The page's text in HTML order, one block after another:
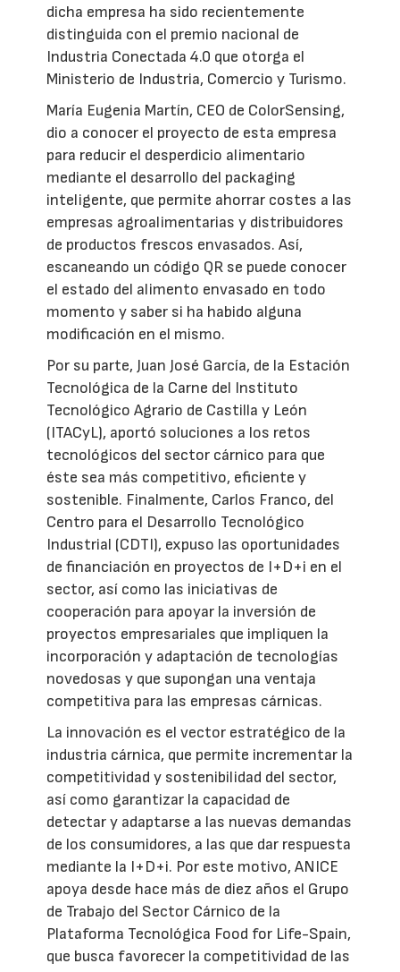
dicha empresa ha sido recientemente
distinguida con el premio nacional de
Industria Conectada 4.0 que otorga el
Ministerio de Industria, Comercio y Turismo.
María Eugenia Martín, CEO de ColorSensing,
dio a conocer el proyecto de esta empresa
para reducir el desperdicio alimentario
mediante el desarrollo del packaging
inteligente, que permite ahorrar costes a las
empresas agroalimentarias y distribuidores
de productos frescos envasados. Así,
escaneando un código QR se puede conocer
el estado del alimento envasado en todo
momento y saber si ha habido alguna
modificación en el mismo.
Por su parte, Juan José García, de la Estación
Tecnológica de la Carne del Instituto
Tecnológico Agrario de Castilla y León
(ITACyL), aportó soluciones a los retos
tecnológicos del sector cárnico para que
éste sea más competitivo, eficiente y
sostenible. Finalmente, Carlos Franco, del
Centro para el Desarrollo Tecnológico
Industrial (CDTI), expuso las oportunidades
de financiación en proyectos de I+D+i en el
sector, así como las iniciativas de
cooperación para apoyar la inversión de
proyectos empresariales que impliquen la
incorporación y adaptación de tecnologías
novedosas y que supongan una ventaja
competitiva para las empresas cárnicas.
La innovación es el vector estratégico de la
industria cárnica, que permite incrementar la
competitividad y sostenibilidad del sector,
así como garantizar la capacidad de
detectar y adaptarse a las nuevas demandas
de los consumidores, a las que dar respuesta
mediante la I+D+i. Por este motivo, ANICE
apoya desde hace más de diez años el Grupo
de Trabajo del Sector Cárnico de la
Plataforma Tecnológica Food for Life-Spain,
que busca favorecer la competitividad de las